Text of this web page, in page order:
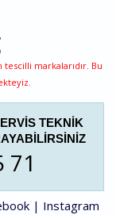
markalarıdır. Bu
TEKNIK
71
| Instagram